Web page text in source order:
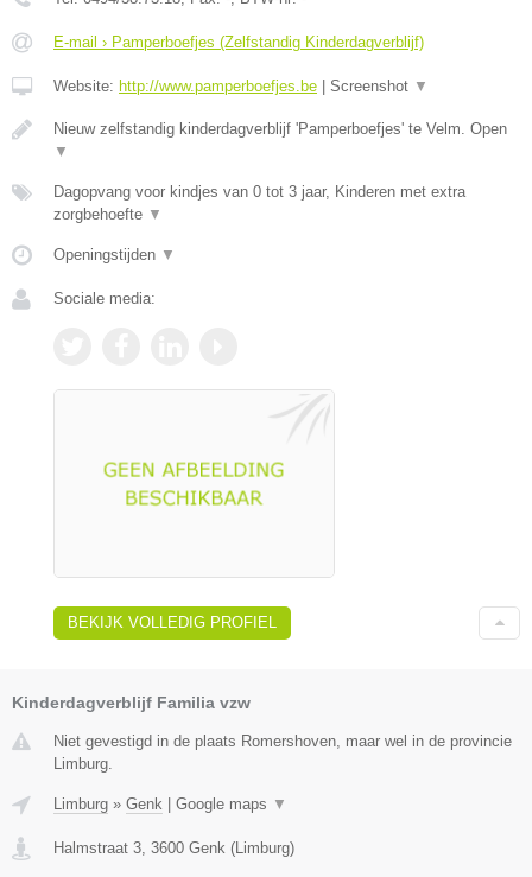
E-mail › Pamperboefjes (Zelfstandig Kinderdagverblijf)
Website: http://www.pamperboefjes.be Screenshot ▼
Nieuw zelfstandig kinderdagverblijf 'Pamperboefjes' te Velm. Open
▼
Dagopvang voor kindjes van 0 tot 3 jaar, Kinderen met extra
zorgbehoefte ▼
Openingstijden ▼
Sociale media:
BEKIJK VOLLEDIG PROFIEL
Kinderdagverblijf Familia vzw
Niet gevestigd in de plaats Romershoven, maar wel in de provincie
Limburg.
Limburg » Genk Google maps ▼
Halmstraat 3 3600 Genk ( Limburg)